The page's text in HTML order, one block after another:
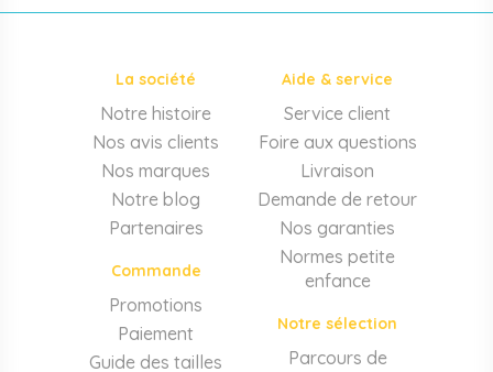
d'accueil de la petite enfance. Notre offre couvre
cabinets infirmiers).
Mobilier et équipement de crèche
Lits crèche en bois, couchettes empilables, meubles à
langer sur mesure en résine antibactérienne, tables et
chaises adaptées aux 0-6 ans, banc-vestiaire, barrières de
séparation. Tout le matériel pour aménager une structure
conforme aux normes PMI.
Matériel de puériculture professionnel
Poussettes 3 et 4 places, transats, chaises hautes, sièges
auto, biberons et stérilisateurs, peèse-bébé, écoute-bébé,
La société
Notre histoire
Nos avis clients
Nos marques
Notre blog
Partenaires
Commande
Promotions
Paiement
Guide des tailles
Aide & service
Service client
Foire aux questions
Livraison
Demande de retour
Nos garanties
Normes petite
enfance
Notre sélection
Parcours de